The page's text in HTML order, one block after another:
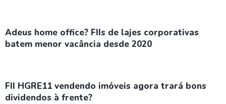
Adeus home office? FIIs de lajes corporativas
batem menor vacância desde 2020
FII HGRE11 vendendo imóveis agora trará bons
dividendos à frente?